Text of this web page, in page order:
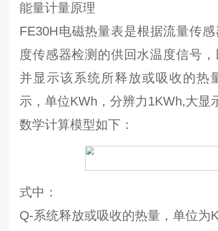
能量计量原理
FE30H电磁热量表是根据流量传
度传感器检测的供回水温度信号
并显示该系统所释放或吸收的热
示，单位KWh ，分辨力 1KWh,大显
数学计算模型如下：
式中：
Q-系统释放或吸收的热量，单位为